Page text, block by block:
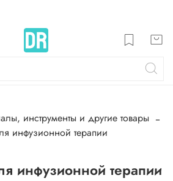
инструменты и другие товары
инфузионной терапии
инфузионной терапии